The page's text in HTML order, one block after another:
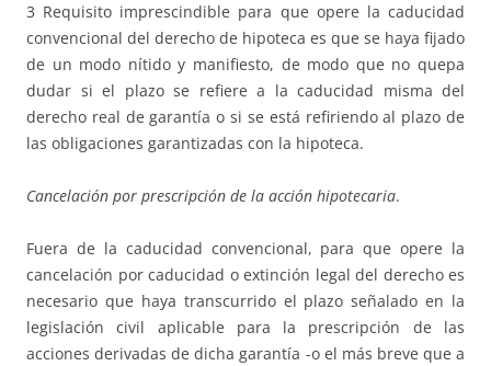
3 Requisito imprescindible para que opere la caducidad
convencional del derecho de hipoteca es que se haya fijado
de un modo nítido y manifiesto, de modo que no quepa
dudar si el plazo se refiere a la caducidad misma del
derecho real de garantía o si se está refiriendo al plazo de
las obligaciones garantizadas con la hipoteca.
Cancelación por prescripción de la acción hipotecaria.
Fuera de la caducidad convencional, para que opere la
cancelación por caducidad o extinción legal del derecho es
necesario que haya transcurrido el plazo señalado en la
legislación civil aplicable para la prescripción de las
acciones derivadas de dicha garantía -o el más breve que a